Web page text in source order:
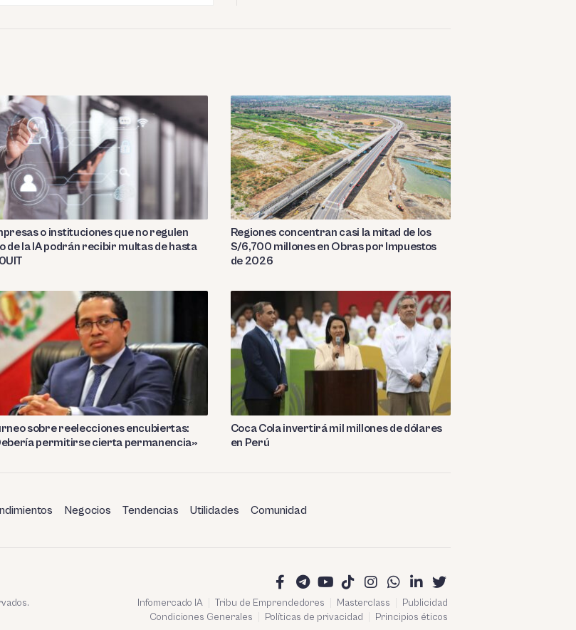
o instituciones que no regulen
de la IA podrán recibir multas de hasta
Regiones concentran casi la mitad de los
S/6,700 millones en Obras por Impuestos
de 2026
sobre reelecciones encubiertas:
permitirse cierta permanencia»
Coca Cola invertirá mil millones de dólares
en Perú
Negocios Tendencias Utilidades Comunidad
Infomercado IA Tribu de Emprendedores Masterclass
Publicidad
Condiciones Generales
Políticas de privacidad Principios éticos